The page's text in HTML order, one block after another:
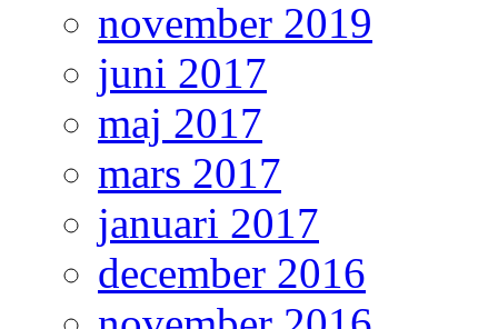
november 2019
juni 2017
maj 2017
mars 2017
januari 2017
december 2016